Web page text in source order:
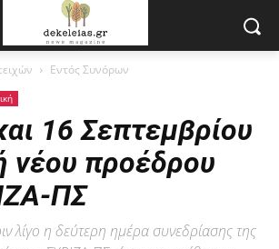
Εντός Συνόρων
16 Σεπτεμβρίου
νέου προέδρου
ΠΣ
λίγο η δεύτερη ημέρα συνεδρίασης της